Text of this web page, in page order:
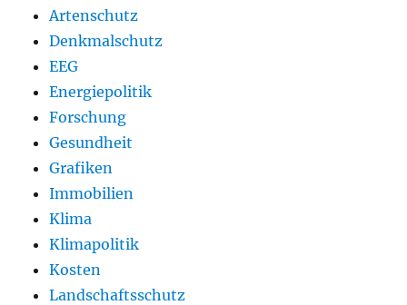
Artenschutz
Denkmalschutz
EEG
Energiepolitik
Forschung
Gesundheit
Grafiken
Immobilien
Klima
Klimapolitik
Kosten
Landschaftsschutz